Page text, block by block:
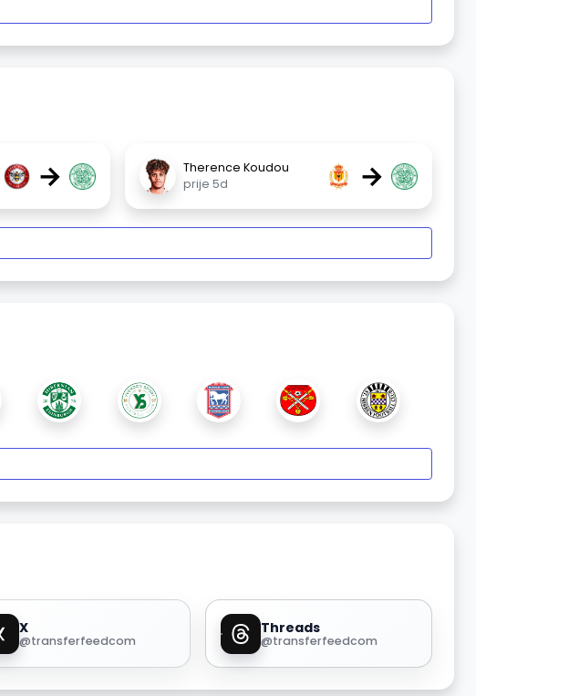
→
Therence Koudou
prije 5d
→
X
@transferfeedcom
Threads
@transferfeedcom